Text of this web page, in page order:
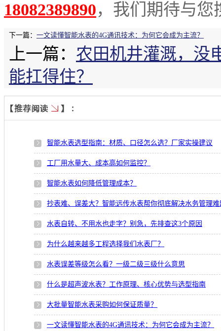
18082389890，我们期待与
下一篇： 一文读懂智能水表的4G通讯技术：为何它会成为主流？
上一篇： 农田机井灌溉，没
能扛得住？
智能水表选型指南：材质、口径怎么选？厂家实操建议
工厂用水量大、成本高如何监控？
智能水表如何降低管理成本？
抄表难、误差大？智能远传水表帮你彻底解决水务管理难
水表自转、不用水也走字？别急，先排查这3个原因
为什么越来越多工程选择我们水表厂？
水表误差等级怎么看？一级二级三级什么意思
什么是超声波水表？工作原理、核心优势与选型指南
大批量智能水表采购如何保证质量？
一文读懂智能水表的4G通讯技术：为何它会成为主流？